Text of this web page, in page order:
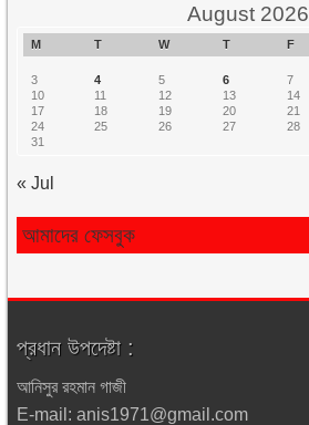
August 2026
M T W T F
3
4 5 6 7
10
11 12 13 14
17
18 19 20 21
24
25 26 27 28
31
« Jul
আমাদের ফেসবুক
প্রধান উপদেষ্টা :
আনিসুর রহমান গাজী
E-mail: anis1971@gmail.com